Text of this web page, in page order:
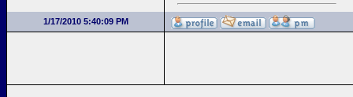
1/17/2010 5:40:09 PM